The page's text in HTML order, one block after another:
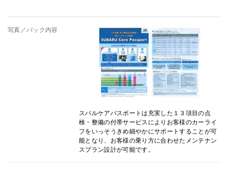
写真／パック内容
スバルケアパスポートは充実した１３項目の点
検・整備の付帯サービスによりお客様のカーライ
フをいっそうきめ細やかにサポートすることが可
能となり、お客様の乗り方に合わせたメンテナン
スプラン設計が可能です。